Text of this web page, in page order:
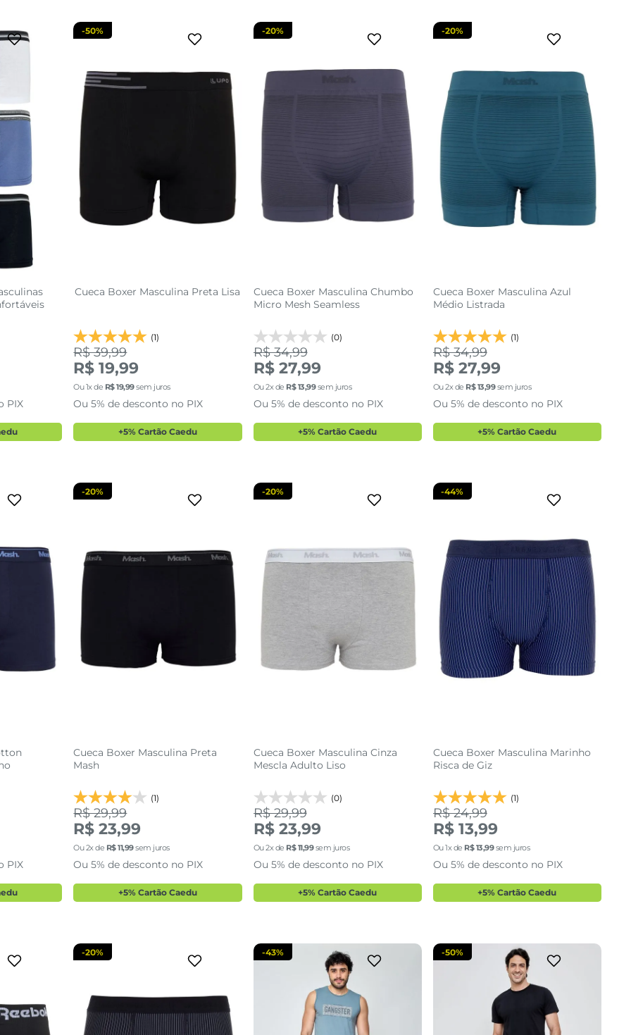
PIX
Cueca Boxer Masculina Preta Lisa
(1)
-50%
R$ 39,99
R$ 19,99
Ou1x de R$19,99sem juros
Ou 5% de desconto no PIX
+5% Cartão Caedu
Cueca Boxer Masculina Chumbo
Micro Mesh Seamless
(0)
-20%
R$ 34,99
R$ 27,99
Ou2x de R$ 13,99sem juros
Ou 5% de desconto no PIX
+5% Cartão Caedu
Cueca Boxer Masculina Azul
Médio Listrada
(1)
-20%
R$ 34,99
R$ 27,99
Ou2x de R$13,99sem juros
Ou 5% de desconto no PIX
+5% Cartão Caedu
PIX
P M
adicionar a sacola
Cueca Boxer Masculina Preta
Mash
(1)
-20%
R$ 29,99
R$ 23,99
Ou2x de R$11,99sem juros
Ou 5% de desconto no PIX
+5% Cartão Caedu
P M
adicionar a sacola
Cueca Boxer Masculina Cinza
Mescla Adulto Liso
(0)
-20%
R$ 29,99
R$ 23,99
Ou2x de R$ 11,99sem juros
Ou 5% de desconto no PIX
+5% Cartão Caedu
P M
adicionar a sacola
Cueca Boxer Masculina Marinho
Risca de Giz
(1)
-44%
R$ 24,99
R$ 13,99
Ou1x de R$13,99sem juros
Ou 5% de desconto no PIX
+5% Cartão Caedu
P M
adicionar a sacola
-20%
38 40
adicionar a sacola
-43%
38 40
adicionar a sacola
-50%